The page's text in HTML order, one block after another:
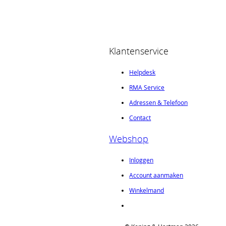
Klantenservice
Helpdesk
RMA Service
Adressen & Telefoon
Contact
Webshop
Inloggen
Account aanmaken
Winkelmand